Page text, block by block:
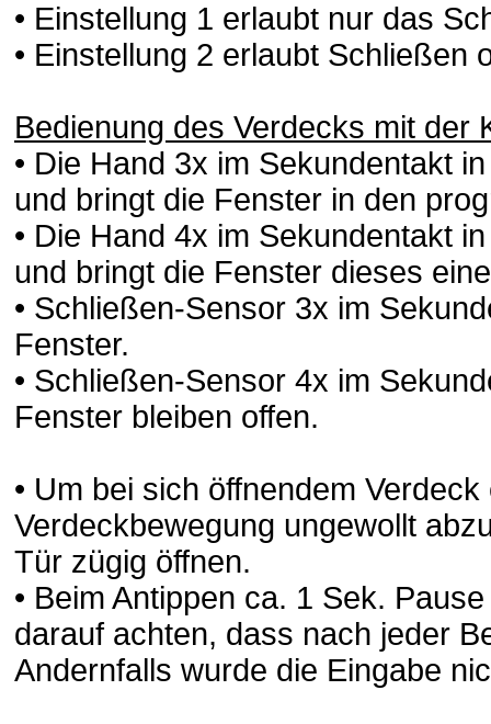
• Einstellung 1 erlaubt nur das
• Einstellung 2 erlaubt Schließen
Bedienung des Verdecks mit der
• Die Hand 3x im Sekundentakt
und bringt die Fenster in den
• Die Hand 4x im Sekundentakt
und bringt die Fenster dieses
• Schließen-Sensor 3x im
Fenster.
• Schließen-Sensor 4x im
Fenster bleiben offen.
• Um bei sich öffnendem
Verdeckbewegung ungewollt
Tür zügig öffnen.
• Beim Antippen ca. 1 Sek.
darauf achten, dass nach jeder
Andernfalls wurde die Eingabe